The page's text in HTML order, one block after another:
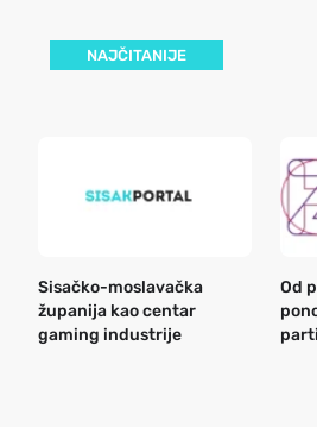
NAJČITANIJE
Sisačko-moslavačka
županija kao centar
gaming industrije
Od